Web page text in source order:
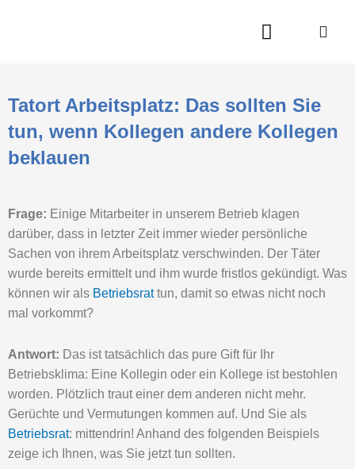
Tatort Arbeitsplatz: Das sollten Sie
tun, wenn Kollegen andere Kollegen
beklauen
Frage: Einige Mitarbeiter in unserem Betrieb klagen
darüber, dass in letzter Zeit immer wieder persönliche
Sachen von ihrem Arbeitsplatz verschwinden. Der Täter
wurde bereits ermittelt und ihm wurde fristlos gekündigt. Was
können wir als Betriebsrattun, damit so etwas nicht noch
mal vorkommt?
Antwort: Das ist tatsächlich das pure Gift für Ihr
Betriebsklima: Eine Kollegin oder ein Kollege ist bestohlen
worden. Plötzlich traut einer dem anderen nicht mehr.
Gerüchte und Vermutungen kommen auf. Und Sie als
Betriebsrat: mittendrin! Anhand des folgenden Beispiels
zeige ich Ihnen, was Sie jetzt tun sollten.